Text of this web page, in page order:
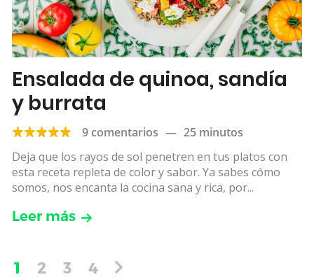
Ensalada de quinoa, sandía
y burrata
9 comentarios — 25 minutos
Deja que los rayos de sol penetren en tus platos con
esta receta repleta de color y sabor. Ya sabes cómo
somos, nos encanta la cocina sana y rica, por...
Leer más
1 2 3 4